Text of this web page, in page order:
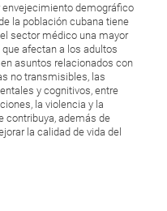
envejecimiento demográfico
la población cubana tiene
sector médico una mayor
afectan a los adultos
asuntos relacionados con
no transmisibles, las
y cognitivos, entre
la violencia y la
contribuya, además de
la calidad de vida del